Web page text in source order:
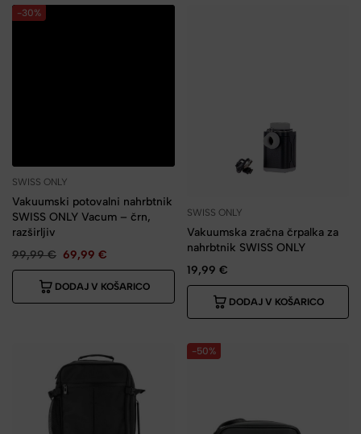
-30%
SWISS ONLY
Vakuumski potovalni nahrbtnik
SWISS ONLY Vacum – črn,
razširljiv
99,99€ 69,99 €
DODAJ V KOŠARICO
SWISS ONLY
Vakuumska zračna črpalka za
nahrbtnik SWISS ONLY
19,99 €
DODAJ V KOŠARICO
-50%